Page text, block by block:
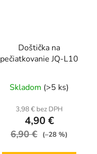
Doštička na
pečiatkovanie JQ-L10
Skladom (>5 ks)
3,98 € bez DPH
4,90 €
6,90 € (–28 %)